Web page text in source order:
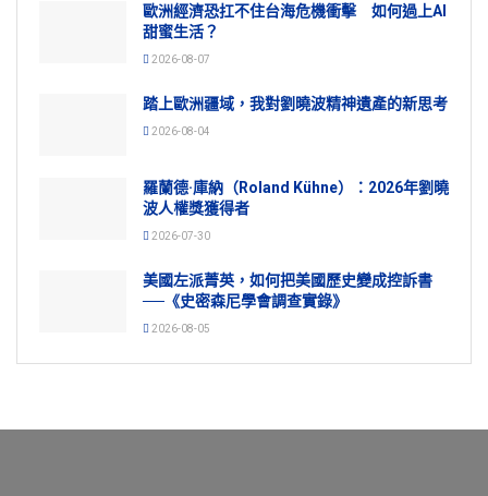
歐洲經濟恐扛不住台海危機衝擊 如何過上AI
甜蜜生活？
2026-08-07
踏上歐洲疆域，我對劉曉波精神遺產的新思考
2026-08-04
羅蘭德·庫納（Roland Kühne）：2026年劉曉
波人權獎獲得者
2026-07-30
美國左派菁英，如何把美國歷史變成控訴書
──《史密森尼學會調查實錄》
2026-08-05